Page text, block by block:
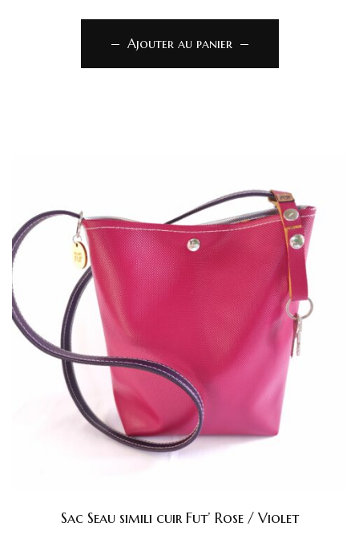
Ajouter au panier
Sac Seau simili cuir Fut’ Rose / Violet